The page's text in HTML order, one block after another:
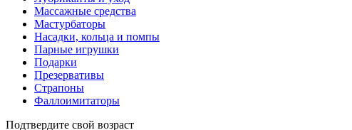
Массажные средства
Мастурбаторы
Насадки, кольца и помпы
Парные игрушки
Подарки
Презервативы
Страпоны
Фаллоимитаторы
Подтвердите свой возраст